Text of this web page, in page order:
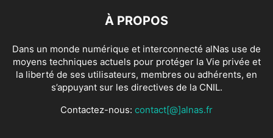
À PROPOS
Dans un monde numérique et interconnecté alNas use de
moyens techniques actuels pour protéger la Vie privée et
la liberté de ses utilisateurs, membres ou adhérents, en
s’appuyant sur les directives de la CNIL.
Contactez-nous: contact[@]alnas.fr